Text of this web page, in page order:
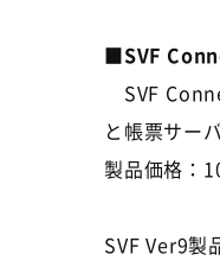
■SVF
SVF
と帳票サー
製品価格：
SVF Ver9製